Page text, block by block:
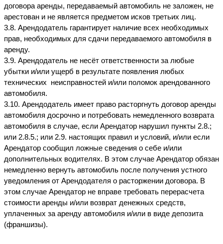
договора аренды, передаваемый автомобиль не заложен, не
арестован и не является предметом исков третьих лиц.
3.8. Арендодатель гарантирует наличие всех необходимых
прав, необходимых для сдачи передаваемого автомобиля в
аренду.
3.9. Арендодатель не несёт ответственности за любые
убытки и/или ущерб в результате появления любых
технических  неисправностей и/или поломок арендованного
автомобиля.
3.10. Арендодатель имеет право расторгнуть договор аренды
автомобиля досрочно и потребовать немедленного возврата
автомобиля в случае, если Арендатор нарушил пункты 2.8.;
или 2.8.5.; или 2.9. настоящих правил и условий, и/или если
Арендатор сообщил ложные сведения о себе и/или
дополнительных водителях. В этом случае Арендатор обязан
немедленно вернуть автомобиль после получения устного
уведомления от Арендодателя о расторжении договора. В
этом случае Арендатор не вправе требовать перерасчета
стоимости аренды и/или возврат денежных средств,
уплаченных за аренду автомобиля и/или в виде депозита
(франшизы).